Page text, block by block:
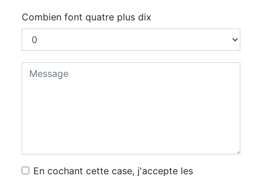
Combien font quatre plus dix
En cochant cette case, j'accepte les